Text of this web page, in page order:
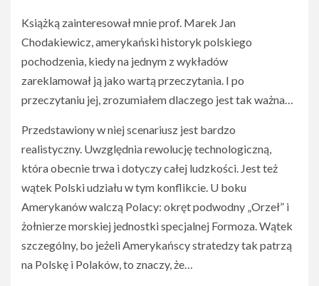
Książką zainteresował mnie prof. Marek Jan
Chodakiewicz, amerykański historyk polskiego
pochodzenia, kiedy na jednym z wykładów
zareklamował ją jako wartą przeczytania. I po
przeczytaniu jej, zrozumiałem dlaczego jest tak ważna…
Przedstawiony w niej scenariusz jest bardzo
realistyczny. Uwzględnia rewolucję technologiczną,
która obecnie trwa i dotyczy całej ludzkości. Jest też
wątek Polski udziału w tym konflikcie. U boku
Amerykanów walczą Polacy: okręt podwodny „Orzeł” i
żołnierze morskiej jednostki specjalnej Formoza. Wątek
szczególny, bo jeżeli Amerykańscy stratedzy tak patrzą
na Polskę i Polaków, to znaczy, że…